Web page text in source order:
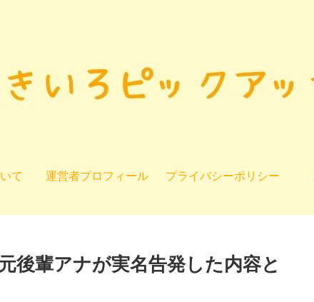
て 運営者プロフィール プライバシーポリシー
後輩アナが実名告発した内容と